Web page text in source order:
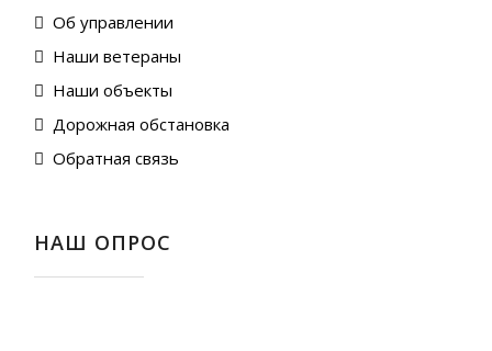
Об управлении
Наши ветераны
Наши объекты
Дорожная обстановка
Обратная связь
НАШ ОПРОС